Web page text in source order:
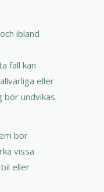
ibland
fall kan
eller
bör undvikas
bör
vissa
eller